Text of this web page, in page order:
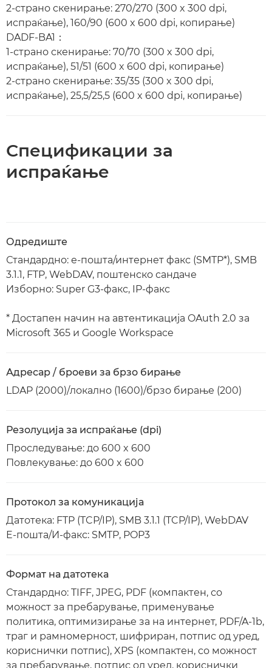
2-страно скенирање: 270/270 (300 x 300 dpi,
испраќање), 160/90 (600 x 600 dpi, копирање)
DADF-BA1：
1-страно скенирање: 70/70 (300 x 300 dpi,
испраќање), 51/51 (600 x 600 dpi, копирање)
2-страно скенирање: 35/35 (300 x 300 dpi,
испраќање), 25,5/25,5 (600 x 600 dpi, копирање)
Спецификации за
испраќање
Одредиште
Стандардно: е-пошта/интернет факс (SMTP*), SMB
3.1.1, FTP, WebDAV, поштенско сандаче
Изборно: Super G3-факс, IP-факс
* Достапен начин на автентикација OAuth 2.0 за
Microsoft 365 и Google Workspace
Адресар / броеви за брзо бирање
LDAP (2000)/локално (1600)/брзо бирање (200)
Резолуција за испраќање (dpi)
Проследување: до 600 x 600
Повлекување: до 600 x 600
Протокол за комуникација
Датотека: FTP (TCP/IP), SMB 3.1.1 (TCP/IP), WebDAV
E-пошта/И-факс: SMTP, POP3
Формат на датотека
Стандардно: TIFF, JPEG, PDF (компактен, со
можност за пребарување, применување
политика, оптимизирање за на интернет, PDF/A-1b,
траг и рамномерност, шифриран, потпис од уред,
кориснички потпис), XPS (компактен, со можност
за пребарување, потпис од уред, кориснички